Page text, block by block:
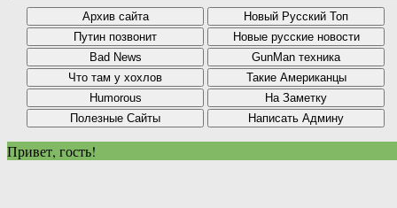
Привет, гость!